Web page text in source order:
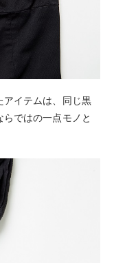
アイテムは、同じ黒
ではの一点モノと